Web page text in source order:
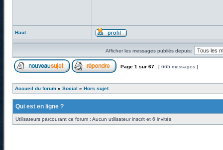
Haut
Afficher les messages publiés depuis:
Page 1 sur 67 [ 665 messages ]
Accueil du forum » Social » Hors sujet
Qui est en ligne ?
Utilisateurs parcourant ce forum : Aucun utilisateur inscrit et 6 invités